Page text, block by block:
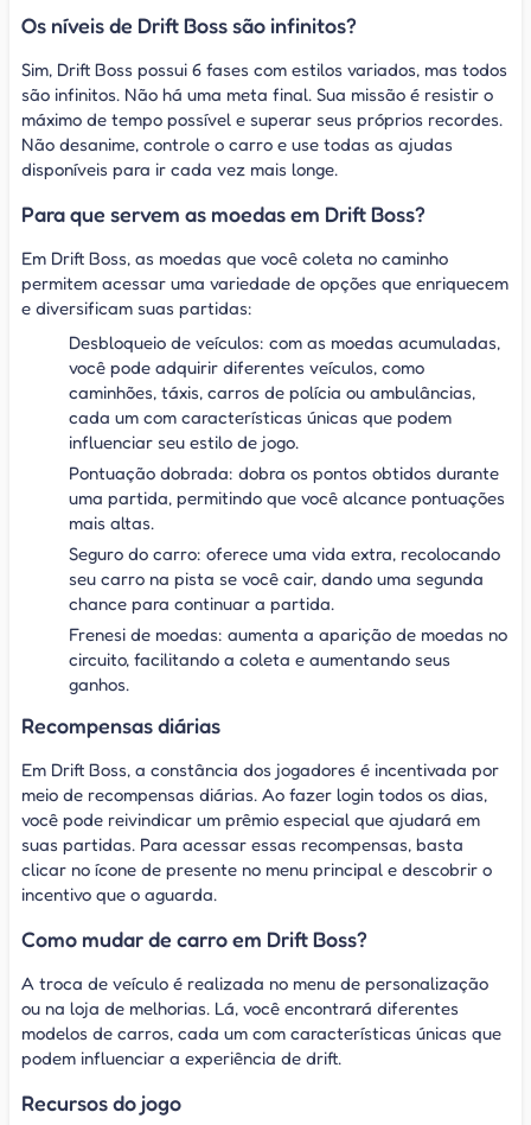
Os níveis de Drift Boss são infinitos?
Sim, Drift Boss possui 6 fases com estilos variados, mas todos
são infinitos. Não há uma meta final. Sua missão é resistir o
máximo de tempo possível e superar seus próprios recordes.
Não desanime, controle o carro e use todas as ajudas
disponíveis para ir cada vez mais longe.
Para que servem as moedas em Drift Boss?
Em Drift Boss, as moedas que você coleta no caminho
permitem acessar uma variedade de opções que enriquecem
e diversificam suas partidas:
Desbloqueio de veículos: com as moedas acumuladas,
você pode adquirir diferentes veículos, como
caminhões, táxis, carros de polícia ou ambulâncias,
cada um com características únicas que podem
influenciar seu estilo de jogo.
Pontuação dobrada: dobra os pontos obtidos durante
uma partida, permitindo que você alcance pontuações
mais altas.
Seguro do carro: oferece uma vida extra, recolocando
seu carro na pista se você cair, dando uma segunda
chance para continuar a partida.
Frenesi de moedas: aumenta a aparição de moedas no
circuito, facilitando a coleta e aumentando seus
ganhos.
Recompensas diárias
Em Drift Boss, a constância dos jogadores é incentivada por
meio de recompensas diárias. Ao fazer login todos os dias,
você pode reivindicar um prêmio especial que ajudará em
suas partidas. Para acessar essas recompensas, basta
clicar no ícone de presente no menu principal e descobrir o
incentivo que o aguarda.
Como mudar de carro em Drift Boss?
A troca de veículo é realizada no menu de personalização
ou na loja de melhorias. Lá, você encontrará diferentes
modelos de carros, cada um com características únicas que
podem influenciar a experiência de drift.
Recursos do jogo